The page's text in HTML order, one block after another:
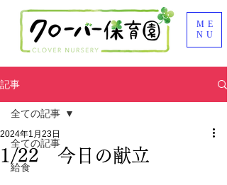
ME
NU
記事
全ての記事
給食
全ての記事
1/22 今日の献立
2024年1月23日